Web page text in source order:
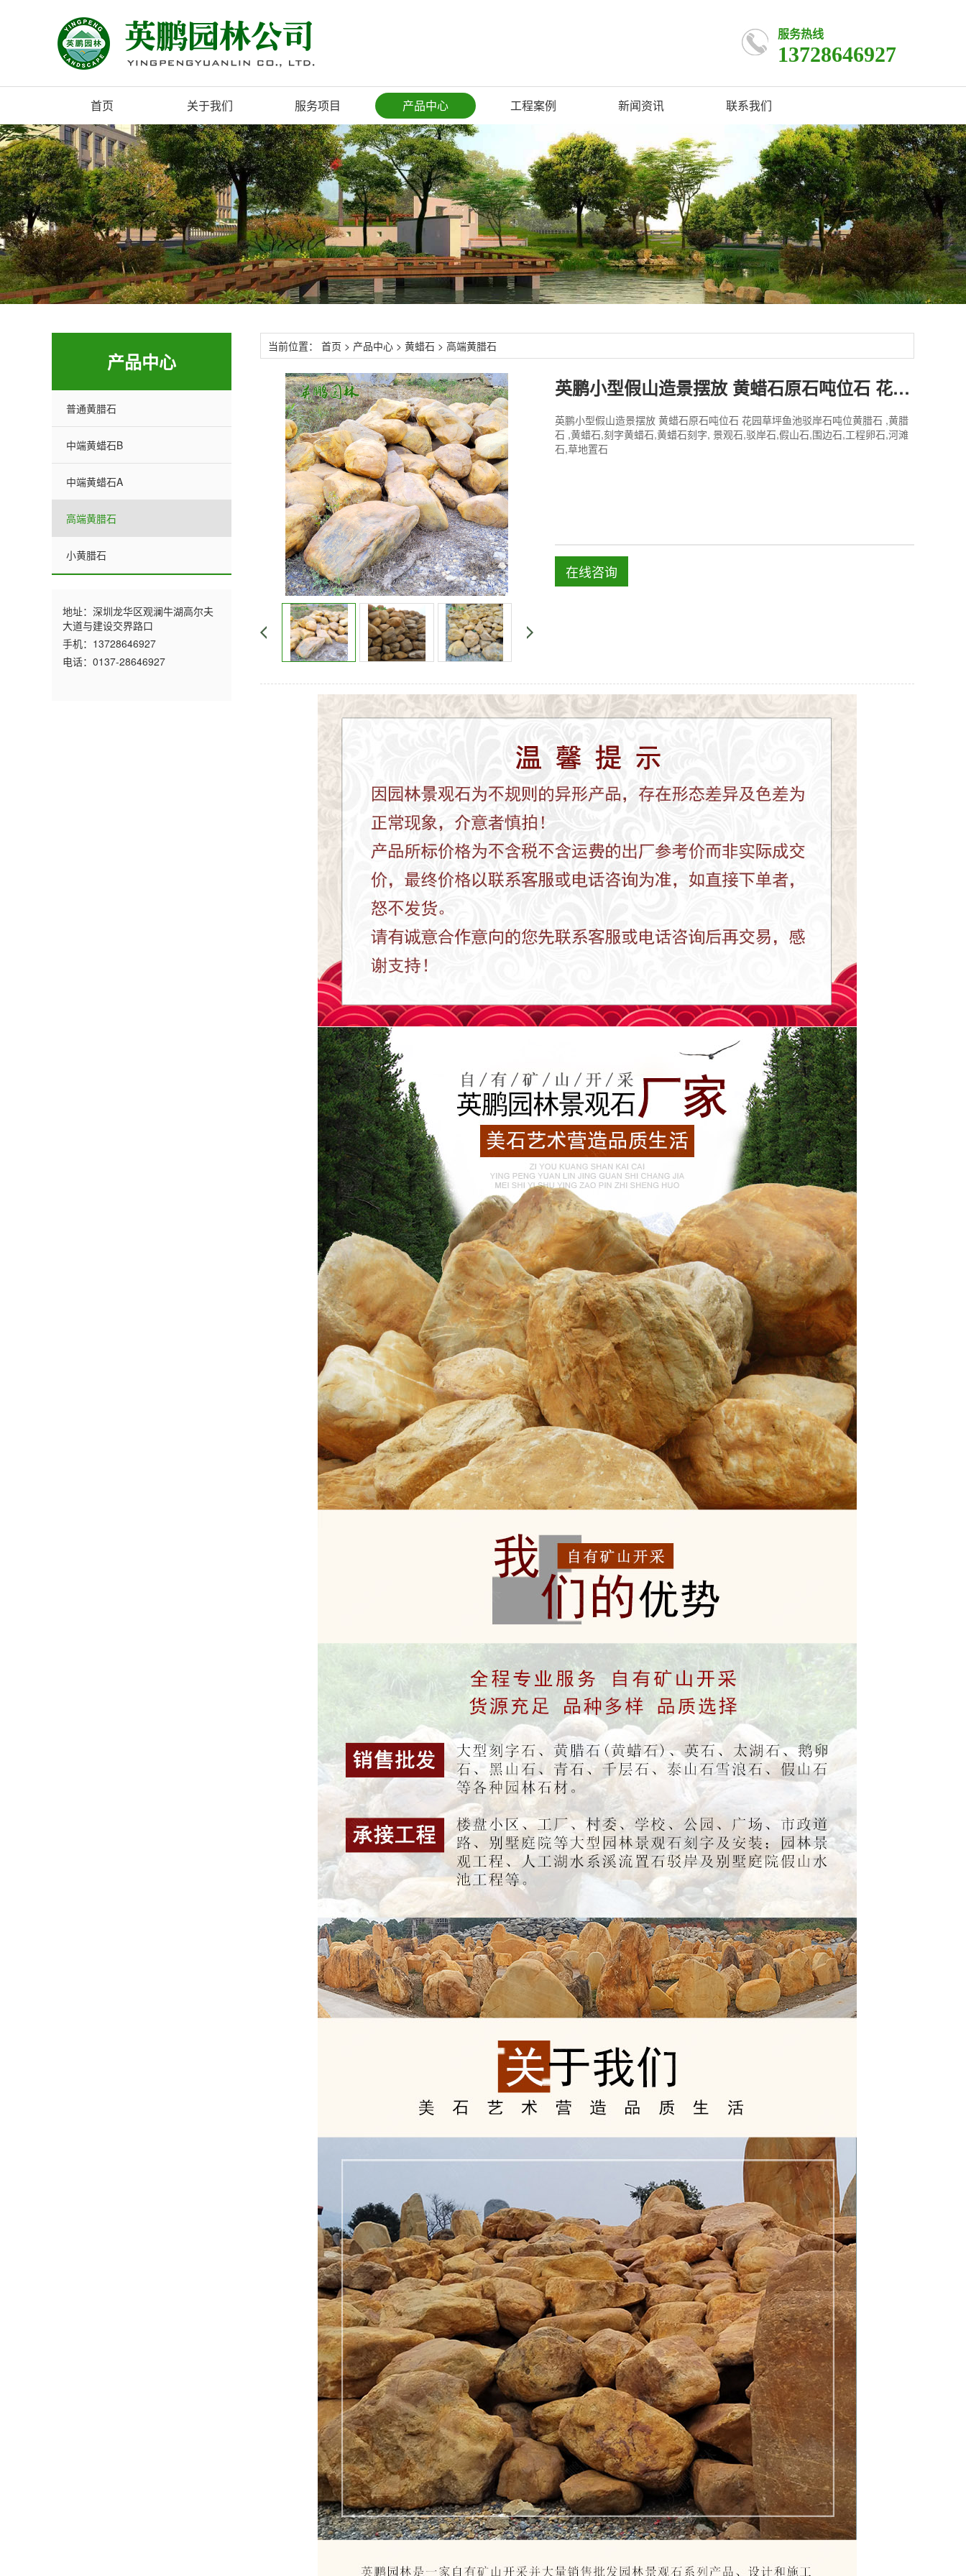
服务热线
13728646927
首页 关于我们 服务项目 产品中心 工程案例 新闻资讯 联系我们
产品中心
普通黄腊石
中端黄蜡石B
中端黄蜡石A
高端黄腊石
小黄腊石
地址：深圳龙华区观澜牛湖高尔夫
大道与建设交界路口
手机：13728646927
电话：0137-28646927
当前位置： 首页 > 产品中心 > 黄蜡石 > 高端黄腊石
英鹏小型假山造景摆放 黄蜡石原石吨位石 花园草坪鱼池驳岸石
英鹏小型假山造景摆放 黄蜡石原石吨位石 花园草坪鱼池驳岸石吨位黄腊石 ,黄腊
石 ,黄蜡石,刻字黄蜡石,黄蜡石刻字, 景观石,驳岸石,假山石,围边石,工程卵石,河滩
石,草地置石
在线咨询